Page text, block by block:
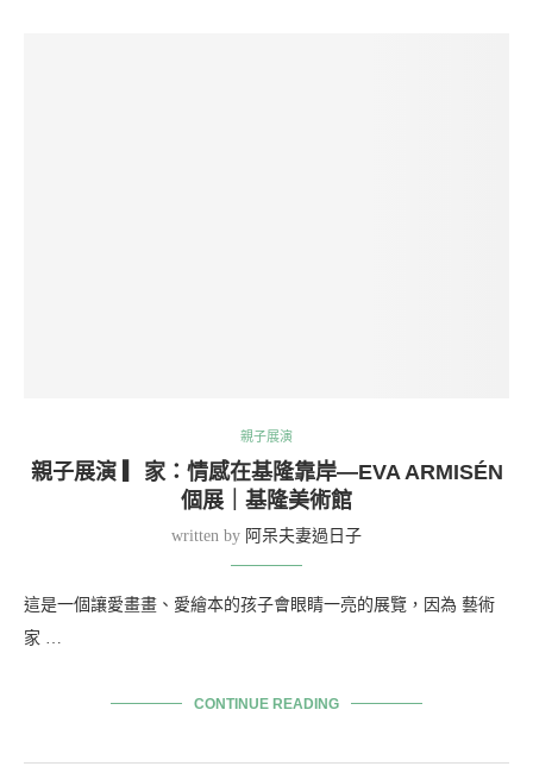
親子展演
親子展演 ▎家：情感在基隆靠岸—EVA ARMISÉN
個展｜基隆美術館
written by 阿呆夫妻過日子
這是一個讓愛畫畫、愛繪本的孩子會眼睛一亮的展覽，因為 藝術
家 …
CONTINUE READING